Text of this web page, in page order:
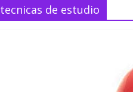
tecnicas de estudio